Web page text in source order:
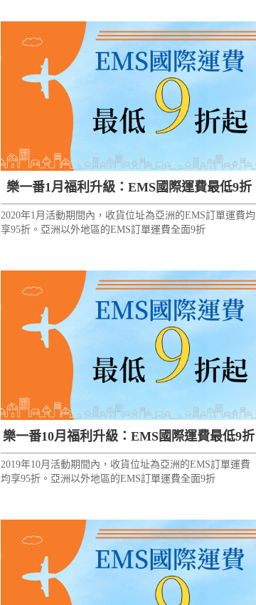
樂一番1月福利升級：EMS國際運費最低9折
2020年1月活動期間內，收貨位址為亞洲的EMS訂單運費均
享95折。亞洲以外地區的EMS訂單運費全面9折
樂一番10月福利升級：EMS國際運費最低9折
2019年10月活動期間內，收貨位址為亞洲的EMS訂單運費
均享95折。亞洲以外地區的EMS訂單運費全面9折